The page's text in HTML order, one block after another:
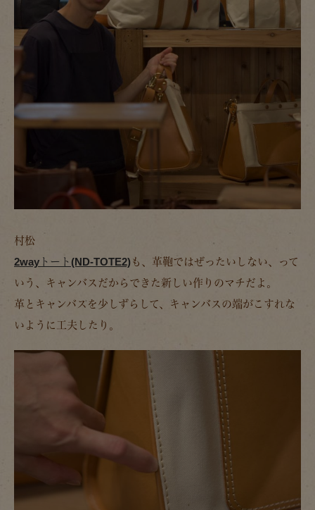
村松
2wayトート(ND-TOTE2) も、革鞄ではぜったいしない、って
いう、キャンバスだからできた新しい作りのマチだよ。
革とキャンバスを少しずらして、キャンバスの端がこすれな
いように工夫したり。